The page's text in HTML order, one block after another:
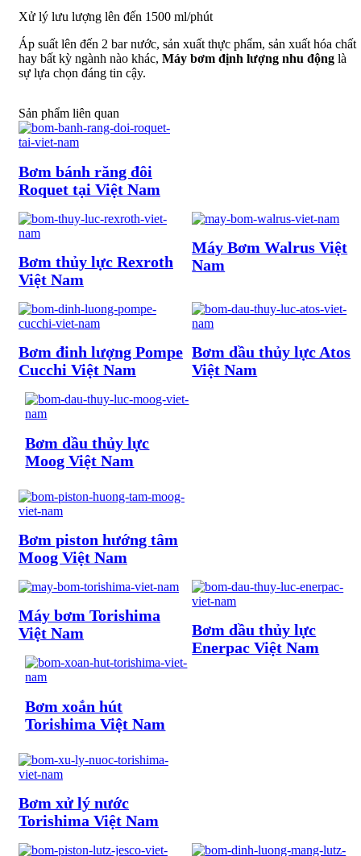
Xử lý lưu lượng lên đến 1500 ml/phút
Áp suất lên đến 2 bar nước, sản xuất thực phẩm, sản xuất hóa chất
hay bất kỳ ngành nào khác, Máy bơm định lượng nhu động là
sự lựa chọn đáng tin cậy.
Sản phẩm liên quan
Bơm bánh răng đôi
Roquet tại Việt Nam
Máy Bơm Walrus Việt
Nam
Bơm thủy lực Rexroth
Việt Nam
Bơm dầu thủy lực Atos
Việt Nam
Bơm đinh lượng Pompe
Cucchi Việt Nam
Bơm dầu thủy lực
Moog Việt Nam
Bơm piston hướng tâm
Moog Việt Nam
Bơm dầu thủy lực
Enerpac Việt Nam
Máy bơm Torishima
Việt Nam
Bơm xoắn hút
Torishima Việt Nam
Bơm xử lý nước
Torishima Việt Nam